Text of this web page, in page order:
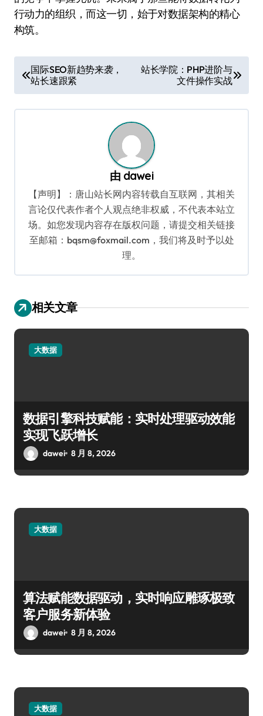
行动力的组织，而这一切，始于对数据架构的精心
构筑。
章
导
国际SEO新趋势来袭，
站长速跟紧
站长学院：PHP进阶与
文件操作实战
由 dawei
【声明】：唐山站长网内容转载自互联网，其相关
言论仅代表作者个人观点绝非权威，不代表本站立
场。如您发现内容存在版权问题，请提交相关链接
至邮箱：bqsm@foxmail.com，我们将及时予以处
理。
相关文章
大数据
数据引擎科技赋能：实时处理驱动效能
实现飞跃增长
dawei 8 月 8, 2026
大数据
算法赋能数据驱动，实时响应雕琢极致
客户服务新体验
dawei 8 月 8, 2026
大数据